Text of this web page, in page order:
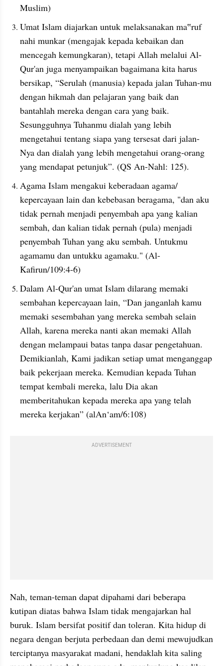
Muslim)
Umat Islam diajarkan untuk melaksanakan ma‟ruf
nahi munkar (mengajak kepada kebaikan dan
mencegah kemungkaran), tetapi Allah melalui Al-
Qur'an juga menyampaikan bagaimana kita harus
bersikap, “Serulah (manusia) kepada jalan Tuhan-mu
dengan hikmah dan pelajaran yang baik dan
bantahlah mereka dengan cara yang baik.
Sesungguhnya Tuhanmu dialah yang lebih
mengetahui tentang siapa yang tersesat dari jalan-
Nya dan dialah yang lebih mengetahui orang-orang
yang mendapat petunjuk”. (QS An-Nahl: 125).
Agama Islam mengakui keberadaan agama/
kepercayaan lain dan kebebasan beragama, "dan aku
tidak pernah menjadi penyembah apa yang kalian
sembah, dan kalian tidak pernah (pula) menjadi
penyembah Tuhan yang aku sembah. Untukmu
agamamu dan untukku agamaku." (Al-
Kafirun/109:4-6)
Dalam Al-Qur'an umat Islam dilarang memaki
sembahan kepercayaan lain, “Dan janganlah kamu
memaki sesembahan yang mereka sembah selain
Allah, karena mereka nanti akan memaki Allah
dengan melampaui batas tanpa dasar pengetahuan.
Demikianlah, Kami jadikan setiap umat menganggap
baik pekerjaan mereka. Kemudian kepada Tuhan
tempat kembali mereka, lalu Dia akan
memberitahukan kepada mereka apa yang telah
mereka kerjakan” (alAn‘am/6:108)
ADVERTISEMENT
Nah, teman-teman dapat dipahami dari beberapa
kutipan diatas bahwa Islam tidak mengajarkan hal
buruk. Islam bersifat positif dan toleran. Kita hidup di
negara dengan berjuta perbedaan dan demi mewujudkan
terciptanya masyarakat madani, hendaklah kita saling